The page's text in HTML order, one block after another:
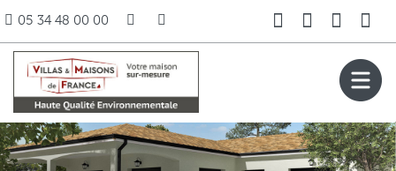
05 34 48 00 00